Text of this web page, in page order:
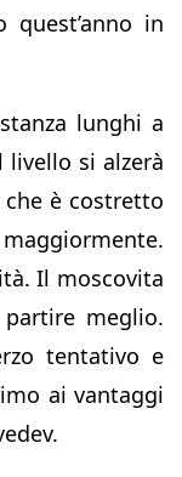
in
lunghi a
si alzerà
che è costretto
Il moscovita
meglio.
tentativo e
ai vantaggi